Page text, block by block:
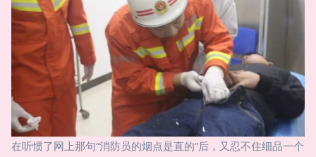
在听惯了网上那句“消防员的烟点是直的”后，又忍不住细品一个